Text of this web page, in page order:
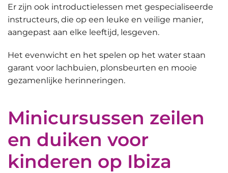
Er zijn ook introductielessen met gespecialiseerde
instructeurs, die op een leuke en veilige manier,
aangepast aan elke leeftijd, lesgeven.
Het evenwicht en het spelen op het water staan
garant voor lachbuien, plonsbeurten en mooie
gezamenlijke herinneringen.
Minicursussen zeilen
en duiken voor
kinderen op Ibiza